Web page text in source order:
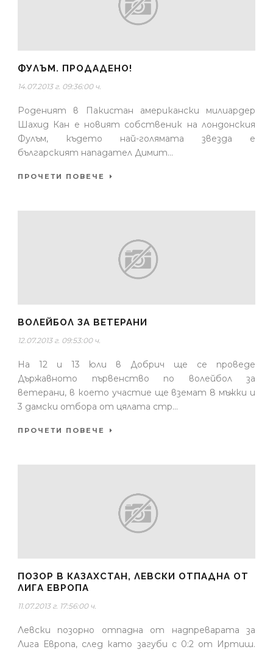
ФУЛЪМ. ПРОДАДЕНО!
14.07.2013 г. 09:36:00 ч.
Роденият в Пакистан американски милиардер
Шахид Кан е новият собственик на лондонския
Фулъм, където най-голямата звезда е
българският нападател Димит...
ПРОЧЕТИ ПОВЕЧЕ
ВОЛЕЙБОЛ ЗА ВЕТЕРАНИ
12.07.2013 г. 09:53:00 ч.
На 12 и 13 юли в Добрич ще се проведе
Държавното първенство по волейбол за
ветерани, в което участие ще вземат 8 мъжки и
3 дамски отбора от цялата стр...
ПРОЧЕТИ ПОВЕЧЕ
ПОЗОР В КАЗАХСТАН, ЛЕВСКИ ОТПАДНА ОТ
ЛИГА ЕВРОПА
11.07.2013 г. 17:56:00 ч.
Левски позорно отпадна от надпреварата за
Лига Европа, след като загуби с 0:2 от Иртиш.